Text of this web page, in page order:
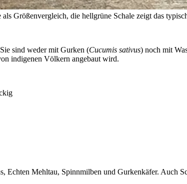
Größenvergleich, die hellgrüne Schale zeigt das
sind weder mit Gurken (Cucumis sativus) noch mit
indigenen Völkern angebaut wird.
Echten Mehltau, Spinnmilben und Gurkenkäfer. Auch